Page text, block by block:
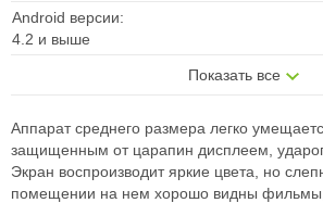
Android версии:
4.2 и выше
Показать все
Аппарат среднего размера легко
защищенным от царапин дисплеем,
Экран воспроизводит яркие цвета, но
помещении на нем хорошо видны фильмы,